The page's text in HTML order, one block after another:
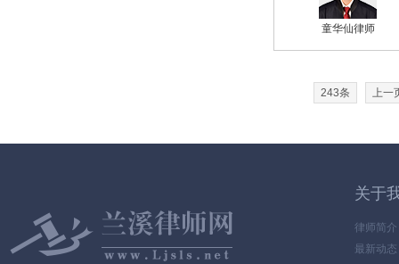
童华仙律师
243条 上一
关于
律师简介
最新动态